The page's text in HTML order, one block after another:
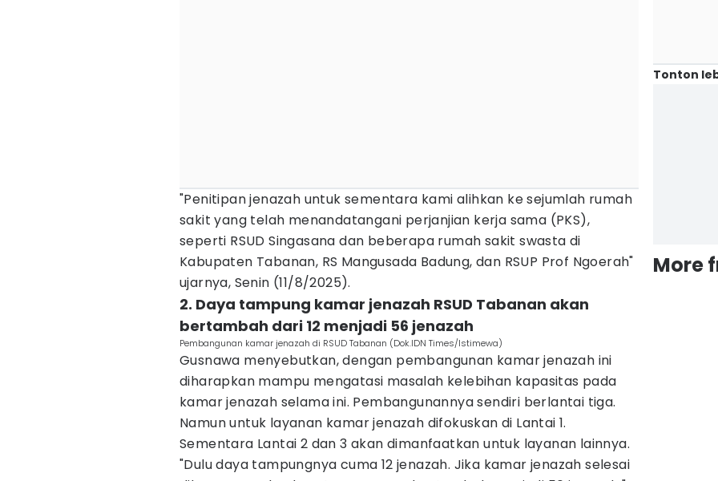
"Penitipan jenazah untuk sementara kami alihkan ke sejumlah rumah
sakit yang telah menandatangani perjanjian kerja sama (PKS),
seperti RSUD Singasana dan beberapa rumah sakit swasta di
Kabupaten Tabanan, RS Mangusada Badung, dan RSUP Prof Ngoerah"
ujarnya, Senin (11/8/2025).
2. Daya tampung kamar jenazah RSUD Tabanan akan
bertambah dari 12 menjadi 56 jenazah
Pembangunan kamar jenazah di RSUD Tabanan (Dok.IDN Times/Istimewa)
Gusnawa menyebutkan, dengan pembangunan kamar jenazah ini
diharapkan mampu mengatasi masalah kelebihan kapasitas pada
kamar jenazah selama ini. Pembangunannya sendiri berlantai tiga.
Namun untuk layanan kamar jenazah difokuskan di Lantai 1.
Sementara Lantai 2 dan 3 akan dimanfaatkan untuk layanan lainnya.
"Dulu daya tampungnya cuma 12 jenazah. Jika kamar jenazah selesai
Tonton
More